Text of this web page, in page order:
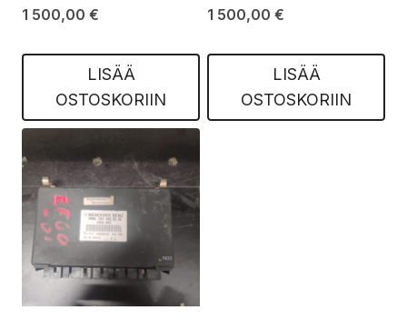
1 500,00 €
LISÄÄ
OSTOSKORIIN
1 500,00 €
LISÄÄ
OSTOSKORIIN